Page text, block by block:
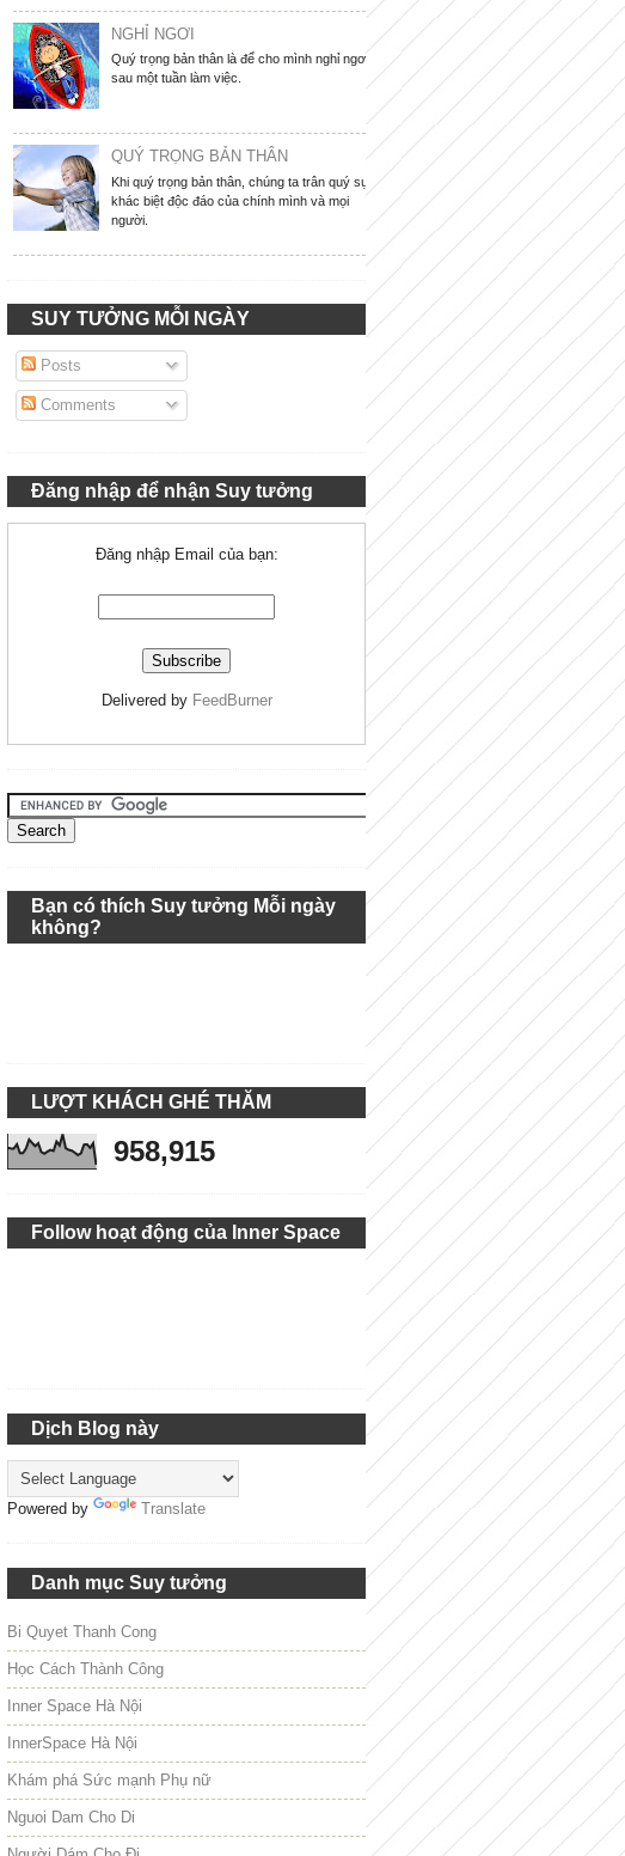
NGHỈ NGƠI
Quý trọng bản thân là để cho mình nghỉ ngơi
sau một tuần làm việc.
QUÝ TRỌNG BẢN THÂN
Khi quý trọng bản thân, chúng ta trân quý sự
khác biệt độc đáo của chính mình và mọi
người.
SUY TƯỞNG MỖI NGÀY
Posts
Comments
Đăng nhập để nhận Suy tưởng
Đăng nhập Email của bạn:
Delivered by FeedBurner
Bạn có thích Suy tưởng Mỗi ngày
không?
LƯỢT KHÁCH GHÉ THĂM
958,915
Follow hoạt động của Inner Space
Dịch Blog này
Powered by Translate
Danh mục Suy tưởng
Bi Quyet Thanh Cong
Học Cách Thành Công
Inner Space Hà Nội
InnerSpace Hà Nội
Khám phá Sức mạnh Phụ nữ
Nguoi Dam Cho Di